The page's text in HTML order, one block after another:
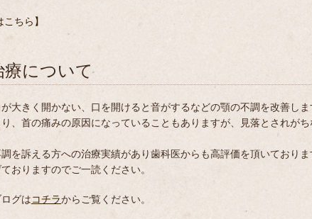
ちら】
療について
大きく開かない、口を開けると音がするなどの顎の不調を改善しま
、首の痛みの原因になっていることもありますが、見落とされが
を訴える方への治療実績があり歯科医からも高評価を頂いておりま
おりますのでご一読ください。
グはコチラからご覧ください。